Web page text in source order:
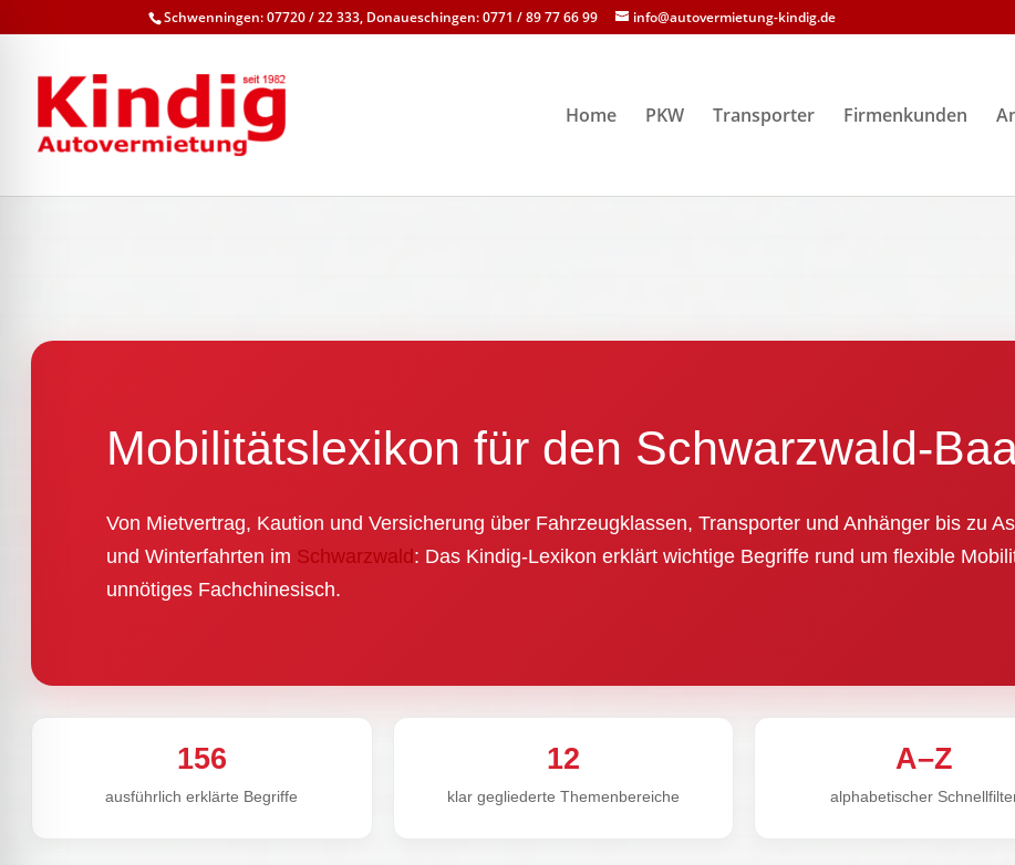
Schwenningen: 07720 / 22 333, Donaueschingen: 0771 / 89 77 66 99 info@autovermietung-kindig.de
Home PKW Transporter Firmenkunden
Mobilitätslexikon für den Schwarzwald-
Von Mietvertrag, Kaution und Versicherung über Fahrzeugklassen, Transporter und Anhänger bis zu
und Winterfahrten im Schwarzwald: Das Kindig-Lexikon erklärt wichtige Begriffe rund um flexible
unnötiges Fachchinesisch.
156
ausführlich erklärte Begriffe
12
klar gegliederte Themenbereiche
A–Z
alphabetischer